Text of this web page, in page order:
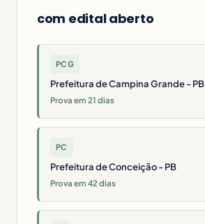
com edital aberto
PCG
Prefeitura de Campina Grande - PB
Prova em 21 dias
PC
Prefeitura de Conceição - PB
Prova em 42 dias